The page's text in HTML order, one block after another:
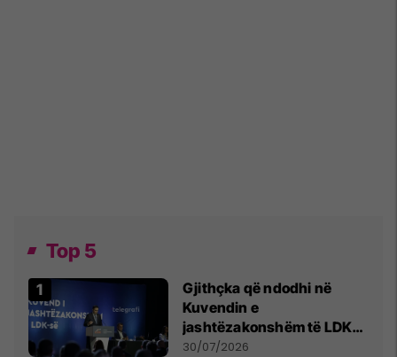
Top 5
Gjithçka që ndodhi në
Kuvendin e
jashtëzakonshëm të LDK-
së
30/07/2026